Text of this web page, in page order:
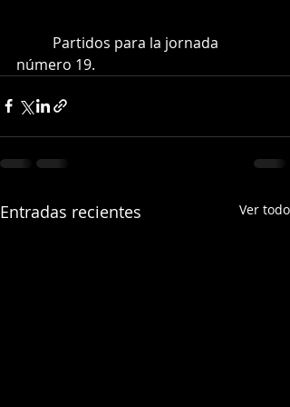
número 19.
Entradas recientes Ver todo